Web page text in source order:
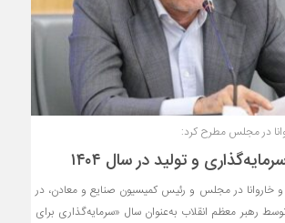
در مجلس مطرح کرد:
و تولید در سال ۱۴۰۴
و خاروانا در مجلس و رئیس کمیسیون صنایع و معادن، در
رهبر معظم انقلاب به‌عنوان سال «سرمایه‌گذاری برای